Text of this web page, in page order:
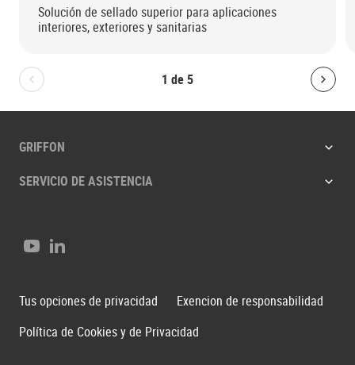
1 de5
Bolton.General.PreviousSlide
Solución de sellado superior para aplicaciones
interiores, exteriores y sanitarias
GRIFFON
SERVICIO DE ASISTENCIA
Youtube (en inglés)
LinkedIn (en inglés)
Tus opciones de privacidad
Exencion de responsabilidad
Política de Cookies y de Privacidad